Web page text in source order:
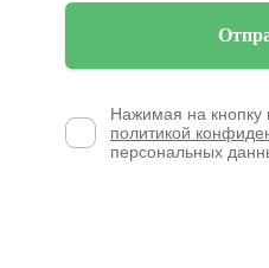
Нажимая на кнопку
политикой
персональных